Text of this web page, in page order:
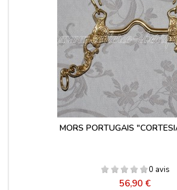
MORS PORTUGAIS
0 avis
Prix
56,90 €